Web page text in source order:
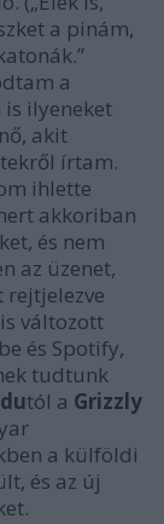
a pinám,
a
is ilyeneket
akit
írtam.
ihlette
akkoriban
és nem
az üzenet,
rejtjelezve
változott
és Spotify,
tudtunk
tól a Grizzly
a külföldi
és az új